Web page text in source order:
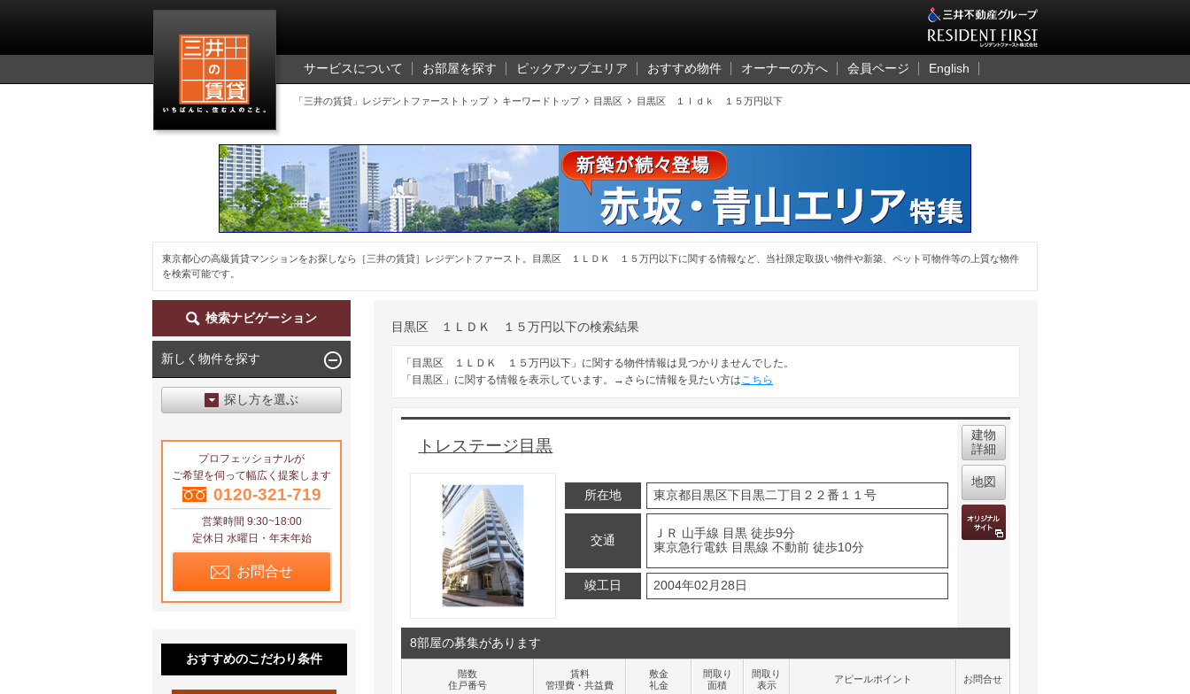
サービスについて お部屋を探す ピックアップエリア おすすめ物件 オーナーの方へ 会員ページ English
「三井の賃貸」レジデントファーストトップ  キーワードトップ  目黒区  目黒区 １ｌｄｋ １５万円以下
東京都心の高級賃貸マンションをお探しなら［三井の賃貸］レジデントファースト。目黒区 １ＬＤＫ １５万円以下に関する情報など、当社限定取扱い物件や新築、ペット可物件等の上質な物件
を検索可能です。
目黒区 １ＬＤＫ １５万円以下の検索結果
「目黒区 １ＬＤＫ １５万円以下」に関する物件情報は見つかりませんでした。
「目黒区」に関する情報を表示しています。→さらに情報を見たい方はこちら
トレステージ目黒
所在地 東京都目黒区下目黒二丁目２２番１１号
交通
ＪＲ 山手線 目黒 徒歩9分
東京急行電鉄 目黒線 不動前 徒歩10分
竣工日 2004年02月28日
建物
詳細
地図
8部屋の募集があります
階数
住戸番号
賃料
管理費・共益費
敷金
礼金
間取り
面積
間取り
表示
アピールポイント お問合せ
検索ナビゲーション
新しく物件を探す
探し方を選ぶ
区から探す
地図から探す
沿線から探す
プロフェッショナルが
ご希望を伺って幅広く提案します
0120-321-719
営業時間 9:30~18:00
定休日 水曜日・年末年始
お問合せ
おすすめのこだわり条件